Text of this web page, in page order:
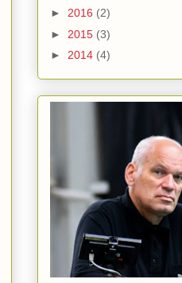
► 2016 (2)
► 2015 (3)
► 2014 (4)